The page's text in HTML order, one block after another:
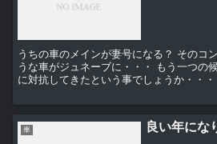
うちの車のメインが妻号になる？ そのコンセプトでの候補になりそ
うな車がジュネーブに・・・ もう一つの候補、ゴルフヴァリアント
に対抗してきたという事でしょうか・・・ いずれも全幅1.8m！BR9
車 良い年にな